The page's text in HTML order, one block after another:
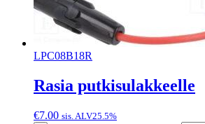
LPC08B18R
Rasia putkisulakkeelle
€7.00 sis. ALV25.5%